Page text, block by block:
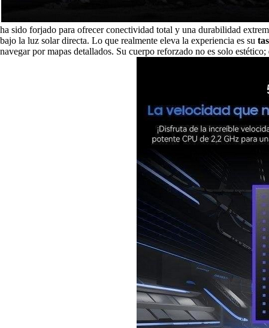
ha sido forjado para ofrecer conectividad total y una durabilidad
bajo la luz solar directa. Lo que realmente eleva la experiencia es su
navegar por mapas detallados. Su cuerpo reforzado no es solo